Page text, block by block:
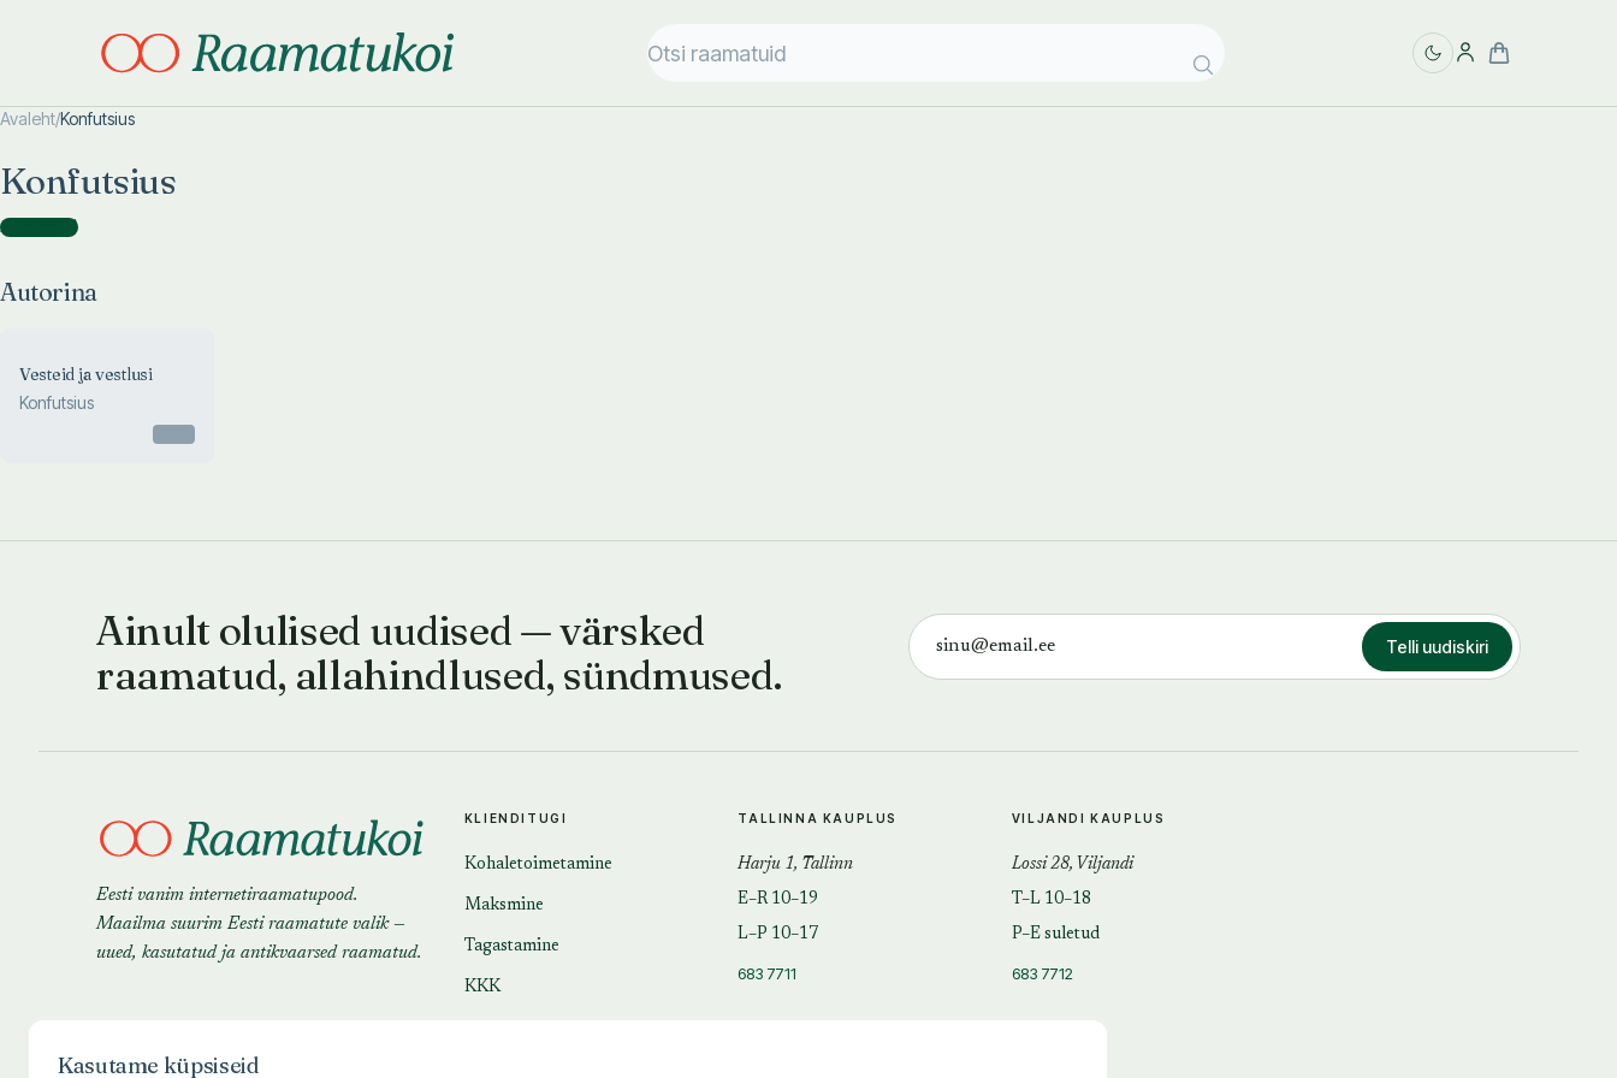
Avaleht/Konfutsius
Konfutsius
Autorina )
Autorina
Vesteid ja vestlusi
Konfutsius
Ainult olulised uudised — värsked
raamatud, allahindlused, sündmused.
Telli uudiskiri
Eesti vanim internetiraamatupood.
Maailma suurim Eesti raamatute valik —
uued, kasutatud ja antikvaarsed raamatud.
KLIENDITUGI
Kohaletoimetamine
Maksmine
Tagastamine
KKK
TALLINNA KAUPLUS
Harju 1, Tallinn
E–R 10–19
L–P 10–17
683 7711
VILJANDI KAUPLUS
Lossi 28, Viljandi
T–L 10–18
P–E suletud
683 7712
Kasutame küpsiseid